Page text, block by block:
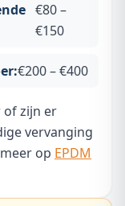
€80 –
€150
€200 – €400
of zijn er
vervanging
op EPDM